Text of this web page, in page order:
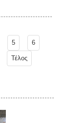
5 6
Τέλος